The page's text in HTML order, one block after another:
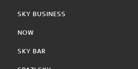
SKY BUSINESS
NOW
SKY BAR